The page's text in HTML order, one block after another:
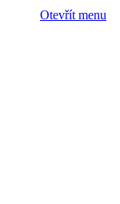
Otevřít menu